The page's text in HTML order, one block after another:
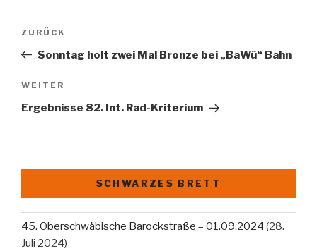
Beitragsnavigation
Vorheriger
Beitrag
ZURÜCK
Sonntag holt zwei Mal Bronze bei „BaWü“ Bahn
Nächster
Beitrag
WEITER
Ergebnisse 82. Int. Rad-Kriterium
SCHWARZES BRETT
45. Oberschwäbische Barockstraße – 01.09.2024 (28.
Juli 2024)